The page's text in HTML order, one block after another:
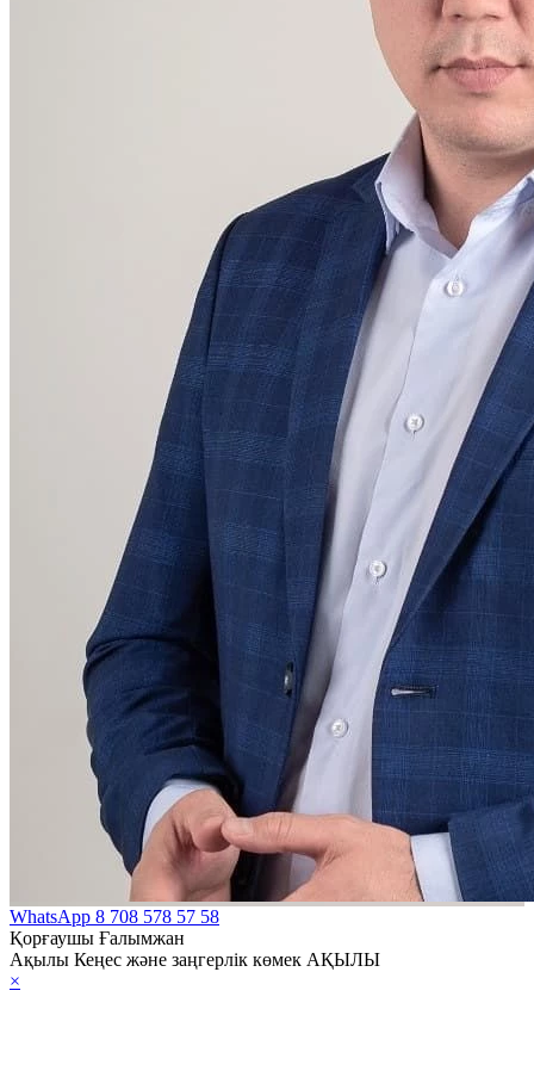
WhatsApp 8 708 578 57 58
Қорғаушы Ғалымжан
Ақылы Кеңес және заңгерлік көмек АҚЫЛЫ
×